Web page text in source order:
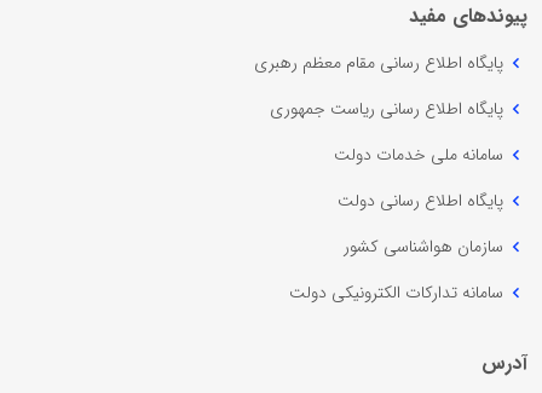
پیوندهای مفید
پایگاه اطلاع رسانی مقام معظم رهبری
پایگاه اطلاع رسانی ریاست جمهوری
سامانه ملی خدمات دولت
پایگاه اطلاع رسانی دولت
سازمان هواشناسی کشور
سامانه تدارکات الکترونیکی دولت
آدرس